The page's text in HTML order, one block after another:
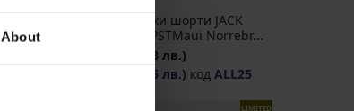
About
Мъжки бански шорти JACK
AND JONES JPSTMaui Norrebr...
(48,88 лв.)
(36,65 лв.) код ALL25
LIMITED